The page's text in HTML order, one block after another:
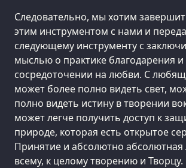
Следовательно, мы хотим
этим инструментом с нами и
следующему инструменту с
мыслью о практике благодарения
сосредоточении на любви. С
может более полно видеть свет,
полно видеть истину в творении
может легче получить доступ к
природе, которая есть открытое
Принятие и абсолютно
всему, к целому творению и Творцу.